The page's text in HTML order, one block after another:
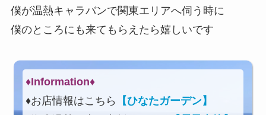
僕が温熱キャラバンで関東エリアへ伺う時に
僕のところにも来てもらえたら嬉しいです
♦Information♦︎
♦お店情報はこちら
【ひなたガーデン】